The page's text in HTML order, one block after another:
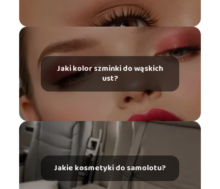
Jaki kolor szminki do wąskich
ust?
Jakie kosmetyki do samolotu?